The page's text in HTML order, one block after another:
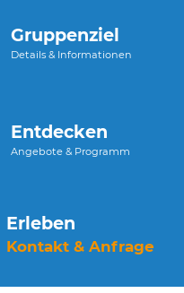
Gruppenziel
Details & Informationen
Entdecken
Angebote & Programm
Erleben
Kontakt & Anfrage